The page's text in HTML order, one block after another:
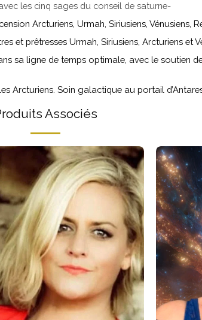
les cinq sages du conseil de saturne-
Arcturiens, Urmah, Siriusiens, Vénusiens,
et prêtresses Urmah, Siriusiens, Arcturiens et
sa ligne de temps optimale, avec le soutien
Arcturiens. Soin galactique au portail
Associés